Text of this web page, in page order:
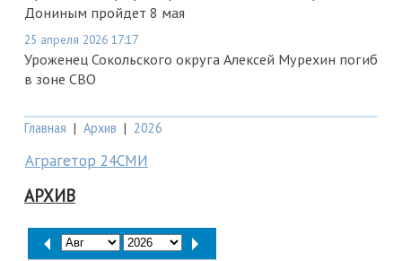
Дониным пройдет 8 мая
25 апреля 2026 17:17
Уроженец Сокольского округа Алексей Мурехин погиб
в зоне СВО
Главная | Архив | 2026
Аграгетор 24СМИ
АРХИВ